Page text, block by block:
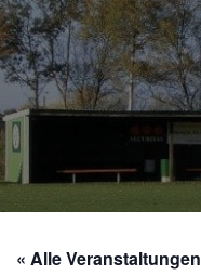
« Alle Veranstaltungen